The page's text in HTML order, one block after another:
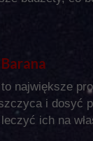
największe
i dosyć
ich na